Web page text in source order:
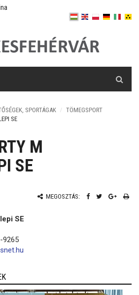
SPORTÁGAK
TÖMEGSPORT
SE
M
SE
MEGOSZTÁS:
SE
9265